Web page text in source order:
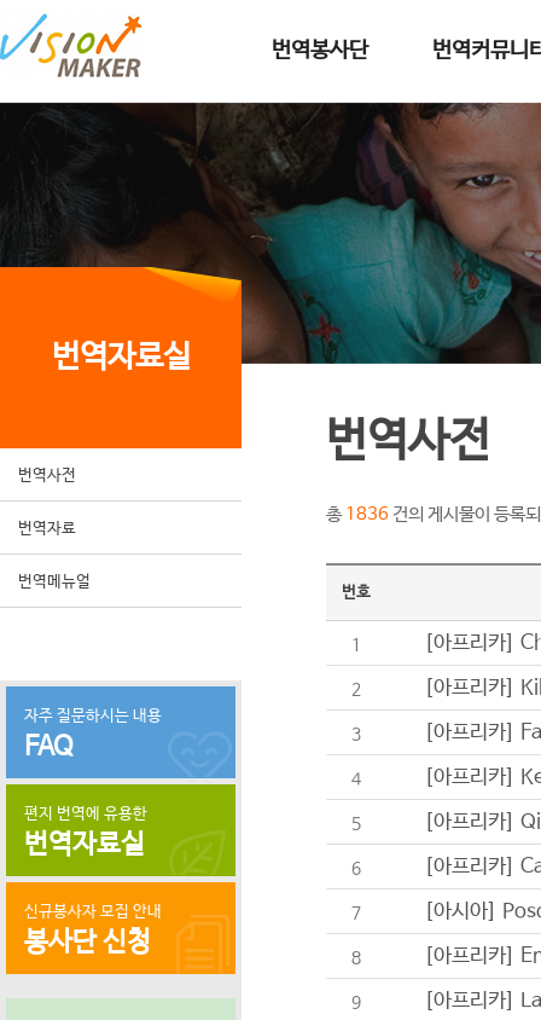
메인메뉴로 이동
메인메뉴 건너뛰고 본문으로 이동
번역봉사단 번역커뮤니
번역자료실
번역사전
번역자료
번역메뉴얼
자주 질문하시는 내용
FAQ
편지 번역에 유용한
번역자료실
신규봉사자 모집 안내
봉사단 신청
번역사전
총1836 건의 게시물이 등록
번호
1 [아프리카]
2 [아프리카]
3 [아프리카]
4 [아프리카]
5 [아프리카]
6 [아프리카]
7 [아시아]
8 [아프리카]
9 [아프리카]